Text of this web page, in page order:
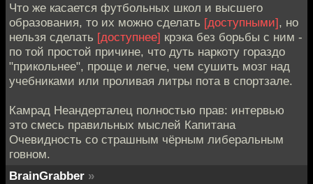
Что же касается футбольных школ и высшего
образования, то их можно сделать [доступными], но
нельзя сделать [доступнее] крэка без борьбы с ним -
по той простой причине, что дуть наркоту гораздо
"прикольнее", проще и легче, чем сушить мозг над
учебниками или проливая литры пота в спортзале.
Камрад Неандерталец полностью прав: интервью
это смесь правильных мыслей Капитана
Очевидность со страшным чёрным либеральным
говном.
BrainGrabber »